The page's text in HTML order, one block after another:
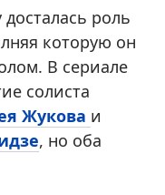
роль
которую он
В сериале
солиста
Жукова и
, но оба